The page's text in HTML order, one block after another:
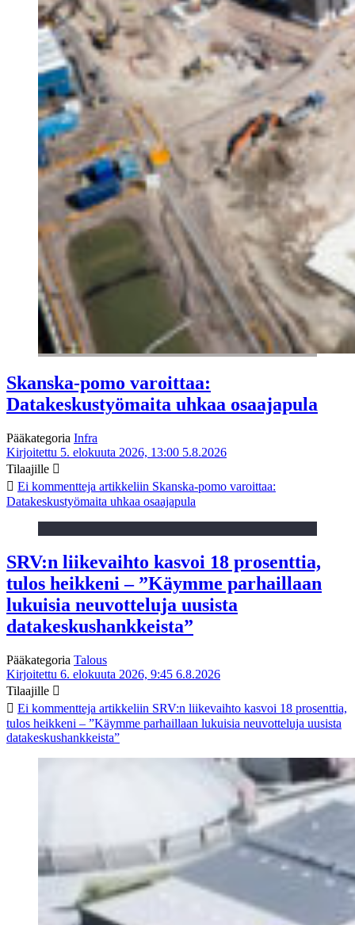
Skanska-pomo varoittaa:
Datakeskustyömaita uhkaa osaajapula
Pääkategoria Infra
Kirjoitettu 5. elokuuta 2026, 13:00 5.8.2026
Tilaajille
Ei kommentteja artikkeliin Skanska-pomo varoittaa:
Datakeskustyömaita uhkaa osaajapula
SRV:n liikevaihto kasvoi 18 prosenttia,
tulos heikkeni – ”Käymme parhaillaan
lukuisia neuvotteluja uusista
datakeskushankkeista”
Pääkategoria Talous
Kirjoitettu 6. elokuuta 2026, 9:45 6.8.2026
Tilaajille
Ei kommentteja artikkeliin SRV:n liikevaihto kasvoi 18 prosenttia,
tulos heikkeni – ”Käymme parhaillaan lukuisia neuvotteluja uusista
datakeskushankkeista”